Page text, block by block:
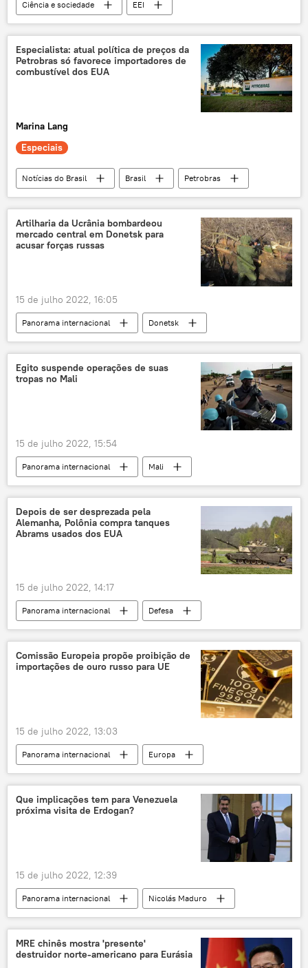
Ciência e sociedade
EEI
Estação Espacial Internacional (EEI)
NASA
Roscosmos
Rússia
EUA
Europa
exploração do espaço
Especialista: atual política de preços da
Petrobras só favorece importadores de
combustível dos EUA
Marina Lang
Especiais
Notícias do Brasil Brasil
Petrobras
petróleo
petróleo e gás
produção de petróleo
campos de petróleo
exploração de petróleo
petróleo bruto
posto de gasolina
energia
gás
fornecimento de gás
inflação
crise
crise econômica
crise política
crise de energia
América do Sul
EUA
Eleições 2022
operação militar especial
Rússia
Ucrânia exclusiva
Artilharia da Ucrânia bombardeou
mercado central em Donetsk para
acusar forças russas
15 de julho 2022, 16:05
Panorama internacional
Donetsk
Mikhail Mizintsev
veículo blindado
Ucrânia
operação militar especial
Europa
Egito suspende operações de suas
tropas no Mali
15 de julho 2022, 15:54
Panorama internacional
Mali
Oriente Médio e África
África
Egito
Minusma
missão de paz
missão de paz da ONU
Depois de ser desprezada pela
Alemanha, Polônia compra tanques
Abrams usados dos EUA
15 de julho 2022, 14:17
Panorama internacional
Defesa
Polônia
EUA
Alemanha
tanques
M1 Abrams
Varsóvia
T-72
Ucrânia
Kiev
Comissão Europeia propõe proibição de
importações de ouro russo para UE
15 de julho 2022, 13:03
Panorama internacional
Europa
Rússia
sanções
União Europeia
Comissão Europeia
ouro
crise de energia
crise de alimentos
Que implicações tem para Venezuela
próxima visita de Erdogan?
15 de julho 2022, 12:39
Panorama internacional
Nicolás Maduro
Venezuela
Recep Tayyip Erdogan
Turquia
EUA
MRE chinês mostra 'presente'
destruidor norte-americano para Eurásia